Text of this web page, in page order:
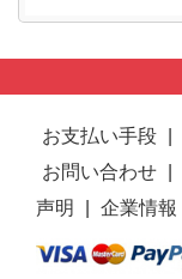
お支払い手段
お問い合わせ
声明
企業情報